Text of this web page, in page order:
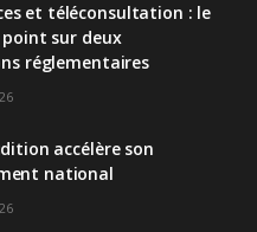
et téléconsultation : le
point sur deux
réglementaires
accélère son
national